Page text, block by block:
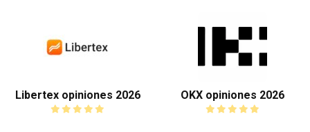
Libertex opiniones 2026 OKX opiniones 2026